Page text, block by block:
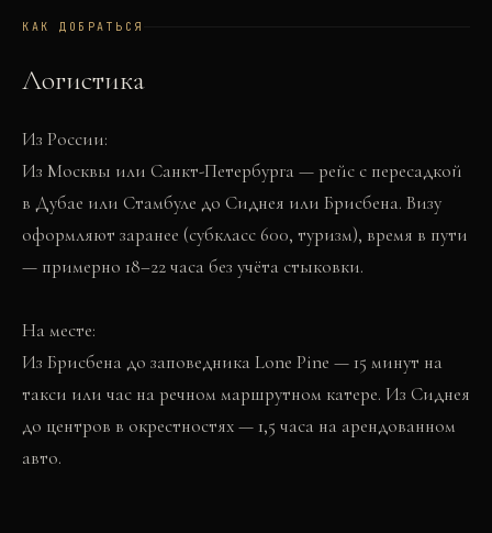
КАК ДОБРАТЬСЯ
Логистика
Из России:
Из Москвы или Санкт-Петербурга — рейс с пересадкой
в Дубае или Стамбуле до Сиднея или Брисбена. Визу
оформляют заранее (субкласс 600, туризм), время в пути
— примерно 18–22 часа без учёта стыковки.
На месте:
Из Брисбена до заповедника Lone Pine — 15 минут на
такси или час на речном маршрутном катере. Из Сиднея
до центров в окрестностях — 1,5 часа на арендованном
авто.